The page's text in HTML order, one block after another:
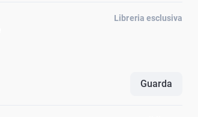
Libreria esclusiva
Guarda